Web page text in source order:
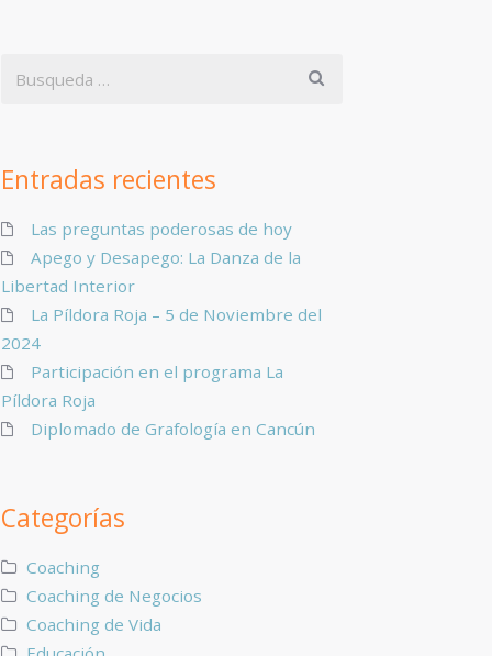
Entradas recientes
Las preguntas poderosas de hoy
Apego y Desapego: La Danza de la
Libertad Interior
La Píldora Roja – 5 de Noviembre del
2024
Participación en el programa La
Píldora Roja
Diplomado de Grafología en Cancún
Categorías
Coaching
Coaching de Negocios
Coaching de Vida